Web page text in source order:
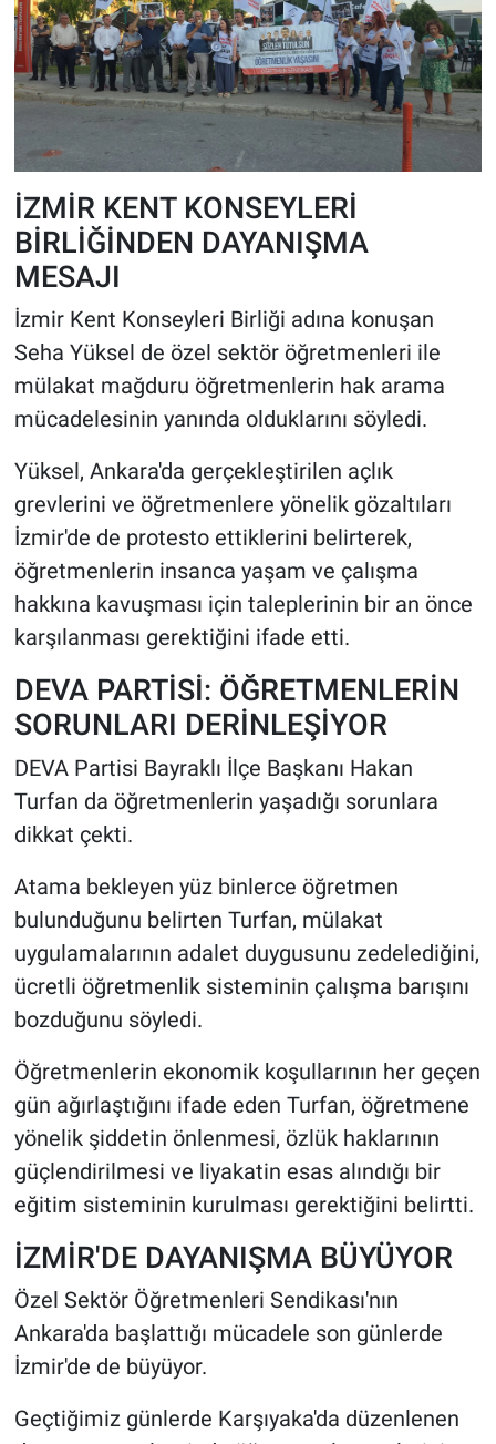
İZMİR KENT KONSEYLERİ
BİRLİĞİNDEN DAYANIŞMA
MESAJI
İzmir Kent Konseyleri Birliği adına konuşan
Seha Yüksel de özel sektör öğretmenleri ile
mülakat mağduru öğretmenlerin hak arama
mücadelesinin yanında olduklarını söyledi.
Yüksel, Ankara'da gerçekleştirilen açlık
grevlerini ve öğretmenlere yönelik gözaltıları
İzmir'de de protesto ettiklerini belirterek,
öğretmenlerin insanca yaşam ve çalışma
hakkına kavuşması için taleplerinin bir an önce
karşılanması gerektiğini ifade etti.
DEVA PARTİSİ: ÖĞRETMENLERİN
SORUNLARI DERİNLEŞİYOR
DEVA Partisi Bayraklı İlçe Başkanı Hakan
Turfan da öğretmenlerin yaşadığı sorunlara
dikkat çekti.
Atama bekleyen yüz binlerce öğretmen
bulunduğunu belirten Turfan, mülakat
uygulamalarının adalet duygusunu zedelediğini,
ücretli öğretmenlik sisteminin çalışma barışını
bozduğunu söyledi.
Öğretmenlerin ekonomik koşullarının her geçen
gün ağırlaştığını ifade eden Turfan, öğretmene
yönelik şiddetin önlenmesi, özlük haklarının
güçlendirilmesi ve liyakatin esas alındığı bir
eğitim sisteminin kurulması gerektiğini belirtti.
İZMİR'DE DAYANIŞMA BÜYÜYOR
Özel Sektör Öğretmenleri Sendikası'nın
Ankara'da başlattığı mücadele son günlerde
İzmir'de de büyüyor.
Geçtiğimiz günlerde Karşıyaka'da düzenlenen